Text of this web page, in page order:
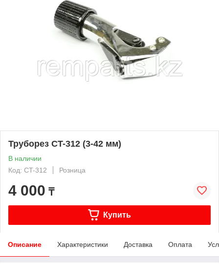
Труборез CT-312 (3-42 мм)
В наличии
Код: CT-312
Розница
4 000 ₸
Купить
Описание Характеристики Доставка Оплата